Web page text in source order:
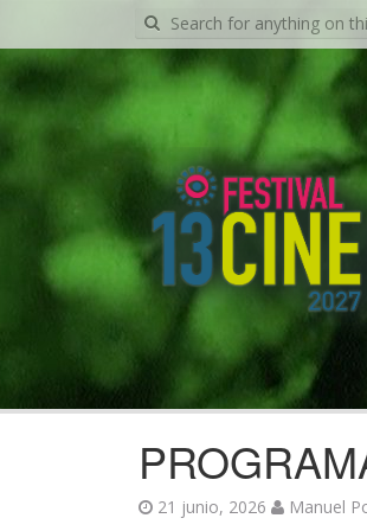
Search
21 junio, 2026 Manuel